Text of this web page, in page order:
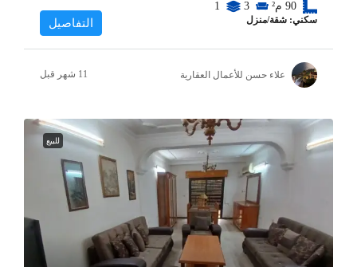
90 م² 3
1
سكني: شقة/منزل التفاصيل
علاء حسن للأعمال العقارية
للبيع